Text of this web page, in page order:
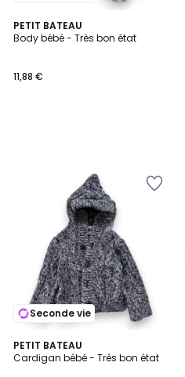
PETIT BATEAU
Body bébé - Très bon état
11,88 €
Seconde vie
PETIT BATEAU
Cardigan bébé - Très bon état